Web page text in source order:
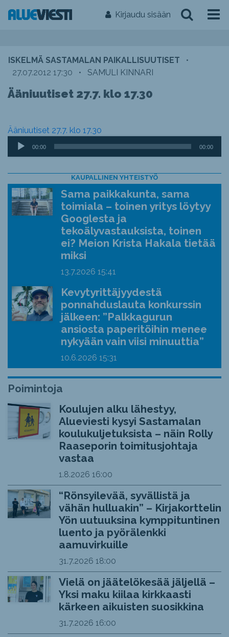
Kirjaudu sisään
ISKELMÄ SASTAMALAN PAIKALLISUUTISET
•
27.07.2012 17:30
• SAMULI KINNARI
Ääniuutiset 27.7. klo 17.30
Ääniuutiset 27.7. klo 17.30
Äänitoistin
00:00 00:00
KAUPALLINEN YHTEISTYÖ
Sama paikkakunta, sama
toimiala – toinen yritys löytyy
Googlesta ja
tekoälyvastauksista, toinen
ei? Meion Krista Hakala tietää
miksi
13.7.2026 15:41
Kevytyrittäjyydestä
ponnahduslauta konkurssin
jälkeen: ”Palkkagurun
ansiosta paperitöihin menee
nykyään vain viisi minuuttia”
10.6.2026 15:31
Poimintoja
Koulujen alku lähestyy,
Alueviesti kysyi Sastamalan
koulukuljetuksista – näin Rolly
Raaseporin toimitusjohtaja
vastaa
1.8.2026 16:00
“Rönsyilevää, syvällistä ja
vähän hulluakin” – Kirjakorttelin
Yön uutuuksina kymppituntinen
luento ja pyörälenkki
aamuvirkuille
31.7.2026 18:00
Vielä on jäätelökesää jäljellä –
Yksi maku kiilaa kirkkaasti
kärkeen aikuisten suosikkina
31.7.2026 16:00